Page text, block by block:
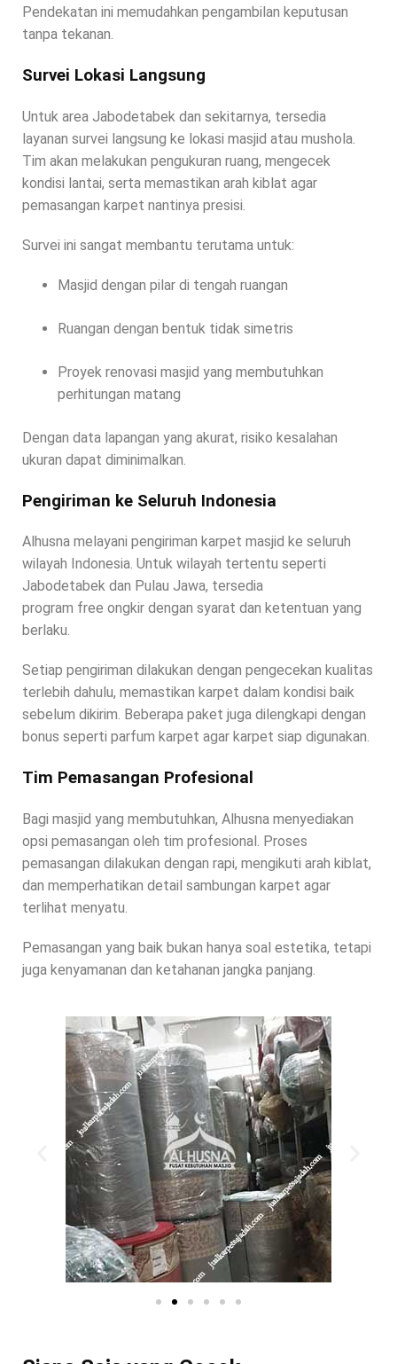
Pendekatan ini memudahkan pengambilan keputusan
tanpa tekanan.
Survei Lokasi Langsung
Untuk area Jabodetabek dan sekitarnya, tersedia
layanan survei langsung ke lokasi masjid atau mushola.
Tim akan melakukan pengukuran ruang, mengecek
kondisi lantai, serta memastikan arah kiblat agar
pemasangan karpet nantinya presisi.
Survei ini sangat membantu terutama untuk:
Masjid dengan pilar di tengah ruangan
Ruangan dengan bentuk tidak simetris
Proyek renovasi masjid yang membutuhkan
perhitungan matang
Dengan data lapangan yang akurat, risiko kesalahan
ukuran dapat diminimalkan.
Pengiriman ke Seluruh Indonesia
Alhusna melayani pengiriman karpet masjid ke seluruh
wilayah Indonesia. Untuk wilayah tertentu seperti
Jabodetabek dan Pulau Jawa, tersedia
program free ongkir dengan syarat dan ketentuan yang
berlaku.
Setiap pengiriman dilakukan dengan pengecekan kualitas
terlebih dahulu, memastikan karpet dalam kondisi baik
sebelum dikirim. Beberapa paket juga dilengkapi dengan
bonus seperti parfum karpet agar karpet siap digunakan.
Tim Pemasangan Profesional
Bagi masjid yang membutuhkan, Alhusna menyediakan
opsi pemasangan oleh tim profesional. Proses
pemasangan dilakukan dengan rapi, mengikuti arah kiblat,
dan memperhatikan detail sambungan karpet agar
terlihat menyatu.
Pemasangan yang baik bukan hanya soal estetika, tetapi
juga kenyamanan dan ketahanan jangka panjang.